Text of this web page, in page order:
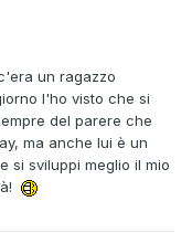
un ragazzo
l'ho visto che si
del parere che
ma anche lui è un
si sviluppi meglio il mio